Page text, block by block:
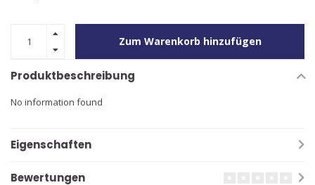
Zum Warenkorb hinzufügen
Produktbeschreibung
No information found
Eigenschaften
Bewertungen